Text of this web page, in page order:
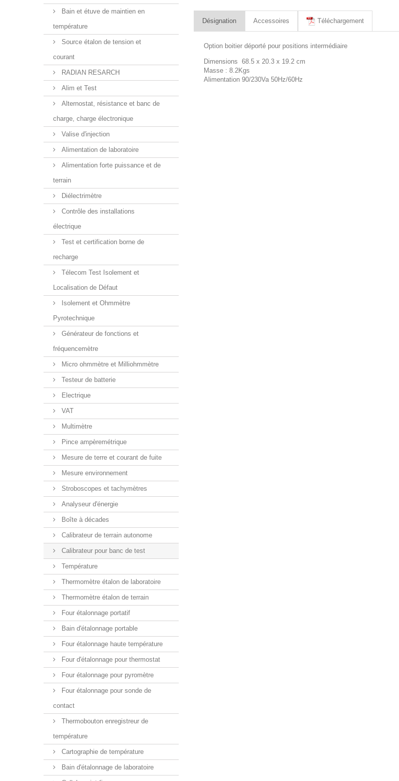
Bain et étuve de maintien en
température
Source étalon de tension et
courant
RADIAN RESARCH
Alim et Test
Alternostat, résistance et banc de
charge, charge électronique
Valise d'injection
Alimentation de laboratoire
Alimentation forte puissance et de
terrain
Diélectrimètre
Contrôle des installations
électrique
Test et certification borne de
recharge
Télecom Test Isolement et
Localisation de Défaut
Isolement et Ohmmètre
Pyrotechnique
Générateur de fonctions et
fréquencemètre
Micro ohmmètre et Milliohmmètre
Testeur de batterie
Electrique
VAT
Multimètre
Pince ampèremétrique
Mesure de terre et courant de fuite
Mesure environnement
Stroboscopes et tachymètres
Analyseur d'énergie
Boîte à décades
Calibrateur de terrain autonome
Calibrateur pour banc de test
Température
Thermomètre étalon de laboratoire
Thermomètre étalon de terrain
Four étalonnage portatif
Bain d'étalonnage portable
Four étalonnage haute température
Four d'étalonnage pour thermostat
Four étalonnage pour pyromètre
Four étalonnage pour sonde de
contact
Thermobouton enregistreur de
température
Cartographie de température
Bain d'étalonnage de laboratoire
Désignation Accessoires Téléchargement
Option boitier déporté pour positions intermédiaire
Dimensions 68.5 x 20.3 x 19.2 cm
Masse : 8.2Kgs
Alimentation 90/230Va 50Hz/60Hz